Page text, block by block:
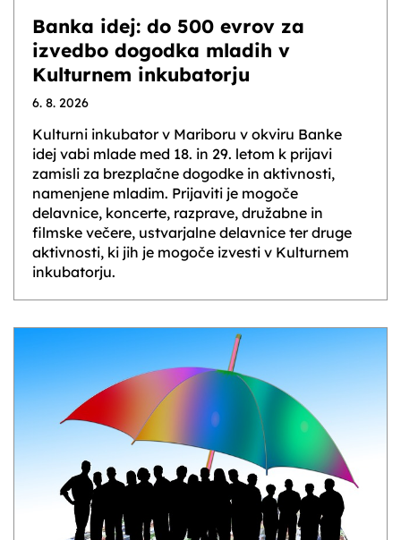
Banka idej: do 500 evrov za
izvedbo dogodka mladih v
Kulturnem inkubatorju
6. 8. 2026
Kulturni inkubator v Mariboru v okviru Banke
idej vabi mlade med 18. in 29. letom k prijavi
zamisli za brezplačne dogodke in aktivnosti,
namenjene mladim. Prijaviti je mogoče
delavnice, koncerte, razprave, družabne in
filmske večere, ustvarjalne delavnice ter druge
aktivnosti, ki jih je mogoče izvesti v Kulturnem
inkubatorju.